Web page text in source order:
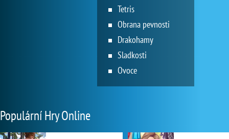
Tetris
Obrana pevnosti
Drakohamy
Sladkosti
Ovoce
Populární Hry Online